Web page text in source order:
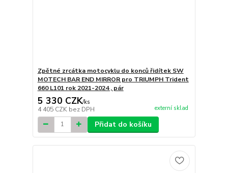
Zpětné zrcátka motocyklu do konců řidítek SW
MOTECH BAR END MIRROR pro TRIUMPH Trident
660 L101 rok 2021-2024 , pár
5 330 CZK/ks
4 405 CZK bez DPH externí sklad
Přidat do košíku